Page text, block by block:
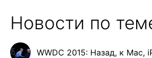
Новости по
WWDC 2015: Назад, к Mac,